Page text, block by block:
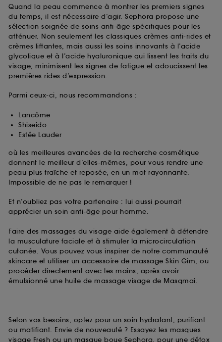
Quand la peau commence à montrer les premiers signes
du temps, il est nécessaire d’agir. Sephora propose une
sélection soignée de soins anti-âge spécifiques pour les
atténuer. Non seulement les classiques crèmes anti-rides et
crèmes liftantes, mais aussi les soins innovants à l’acide
glycolique et à l’acide hyaluronique qui lissent les traits du
visage, minimisent les signes de fatigue et adoucissent les
premières rides d’expression.
Parmi ceux-ci, nous recommandons :
Lancôme
Shiseido
Estée Lauder
où les meilleures avancées de la recherche cosmétique
donnent le meilleur d’elles-mêmes, pour vous rendre une
peau plus fraîche et reposée, en un mot rayonnante.
Impossible de ne pas le remarquer !
Et n’oubliez pas votre partenaire : lui aussi pourrait
apprécier un soin anti-âge pour homme.
Faire des massages du visage aide également à détendre
la musculature faciale et à stimuler la microcirculation
cutanée. Vous pouvez vous inspirer de notre communauté
skincare et utiliser un accessoire de massage Skin Gim, ou
procéder directement avec les mains, après avoir
émulsionné une huile de massage visage de Masqmai.
Selon vos besoins, optez pour un soin hydratant, purifiant
ou matifiant. Envie de nouveauté ? Essayez les masques
visage Fresh ou un masque boue Sephora, pour une détox